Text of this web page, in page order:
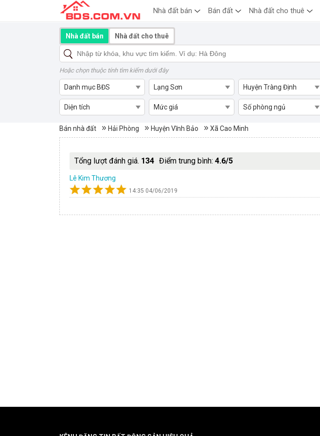
Mua bán nhà đất Xã Cao Minh, Huyện Vĩnh Bảo
Bán nhà đất Hải Phòng Huyện Vĩnh Bảo Xã Cao Minh
Tổng lượt đánh giá. 134 Điểm trung bình: 4.6/5
Lê Kim Thương
14:35 04/06/2019
Nhà đất bán Nhà đất cho thuê
Hoặc chọn thuộc tính tìm kiếm dưới đây
Danh mục BĐS Lạng Sơn Huyện Tràng Định
Diện tích Mức giá Số phòng ngủ
Nhà đất bán Bán đất Nhà đất cho thuê